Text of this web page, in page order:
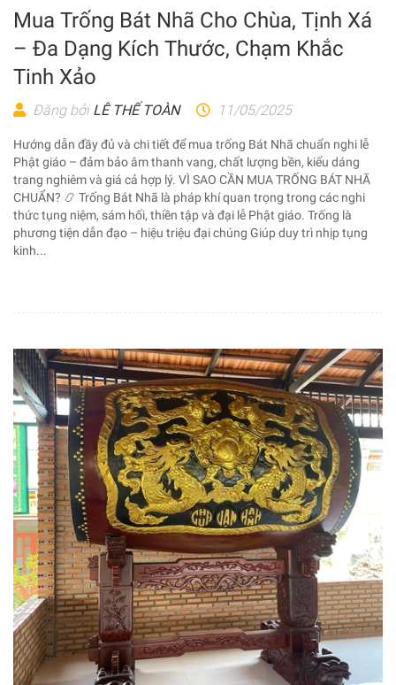
Mua Trống Bát Nhã Cho Chùa, Tịnh Xá
– Đa Dạng Kích Thước, Chạm Khắc
Tinh Xảo
Đăng bởi LÊ THẾ TOÀN 11/05/2025
Hướng dẫn đầy đủ và chi tiết để mua trống Bát Nhã chuẩn nghi lễ
Phật giáo – đảm bảo âm thanh vang, chất lượng bền, kiểu dáng
trang nghiêm và giá cả hợp lý. VÌ SAO CẦN MUA TRỐNG BÁT NHÃ
CHUẨN? 📿 Trống Bát Nhã là pháp khí quan trọng trong các nghi
thức tụng niệm, sám hối, thiền tập và đại lễ Phật giáo. Trống là
phương tiện dẫn đạo – hiệu triệu đại chúng Giúp duy trì nhịp tụng
kinh...